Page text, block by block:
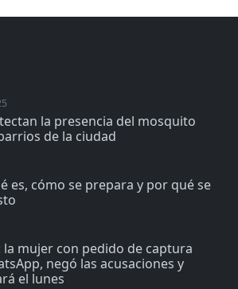
la presencia del mosquito
de la ciudad
es, cómo se prepara y por qué se
mujer con pedido de captura
negó las acusaciones y
el lunes